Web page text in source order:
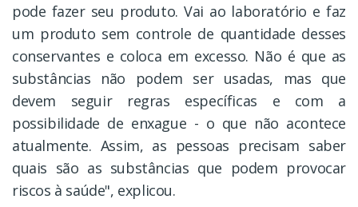
pode fazer seu produto. Vai ao laboratório e faz
um produto sem controle de quantidade desses
conservantes e coloca em excesso. Não é que as
substâncias não podem ser usadas, mas que
devem seguir regras específicas e com a
possibilidade de enxague - o que não acontece
atualmente. Assim, as pessoas precisam saber
quais são as substâncias que podem provocar
riscos à saúde", explicou.